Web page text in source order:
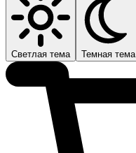
Светлая тема Темная тема